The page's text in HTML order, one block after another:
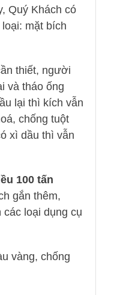
Quý Khách có
mặt bích
thiết, người
và tháo ống
lại thì kích vẫn
chống tuột
xì dầu thì vẫn
100 tấn
gắn thêm,
các loại dụng cụ
vàng, chống